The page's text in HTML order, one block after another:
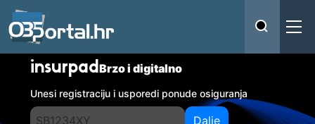
insurpadBrzo i digitalno
Unesi registraciju i usporedi ponude osiguranja
Dalje